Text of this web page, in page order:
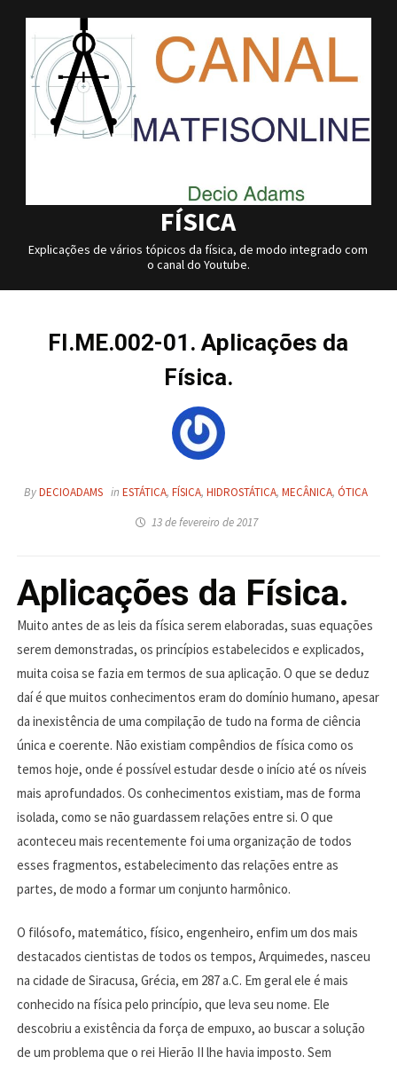
to
content
FÍSICA
Explicações de vários tópicos da física, de modo integrado com
o canal do Youtube.
FI.ME.002-01. Aplicações da
Física.
ByDECIOADAMS in ESTÁTICA, FÍSICA, HIDROSTÁTICA, MECÂNICA, ÓTICA
13 de fevereiro de 2017
Aplicações da Física.
Muito antes de as leis da física serem elaboradas, suas equações
serem demonstradas, os princípios estabelecidos e explicados,
muita coisa se fazia em termos de sua aplicação. O que se deduz
daí é que muitos conhecimentos eram do domínio humano, apesar
da inexistência de uma compilação de tudo na forma de ciência
única e coerente. Não existiam compêndios de física como os
temos hoje, onde é possível estudar desde o início até os níveis
mais aprofundados. Os conhecimentos existiam, mas de forma
isolada, como se não guardassem relações entre si. O que
aconteceu mais recentemente foi uma organização de todos
esses fragmentos, estabelecimento das relações entre as
partes, de modo a formar um conjunto harmônico.
O filósofo, matemático, físico, engenheiro, enfim um dos mais
destacados cientistas de todos os tempos, Arquimedes, nasceu
na cidade de Siracusa, Grécia, em 287 a.C. Em geral ele é mais
conhecido na física pelo princípio, que leva seu nome. Ele
descobriu a existência da força de empuxo, ao buscar a solução
de um problema que o rei Hierão II lhe havia imposto. Sem